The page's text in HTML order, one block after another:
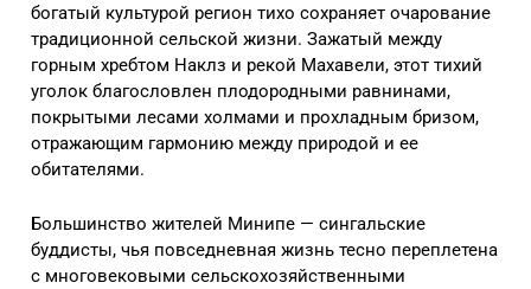
богатый культурой регион тихо сохраняет очарование
традиционной сельской жизни. Зажатый между
горным хребтом Наклз и рекой Махавели, этот тихий
уголок благословлен плодородными равнинами,
покрытыми лесами холмами и прохладным бризом,
отражающим гармонию между природой и ее
обитателями.
Большинство жителей Минипе — сингальские
буддисты, чья повседневная жизнь тесно переплетена
с многовековыми сельскохозяйственными